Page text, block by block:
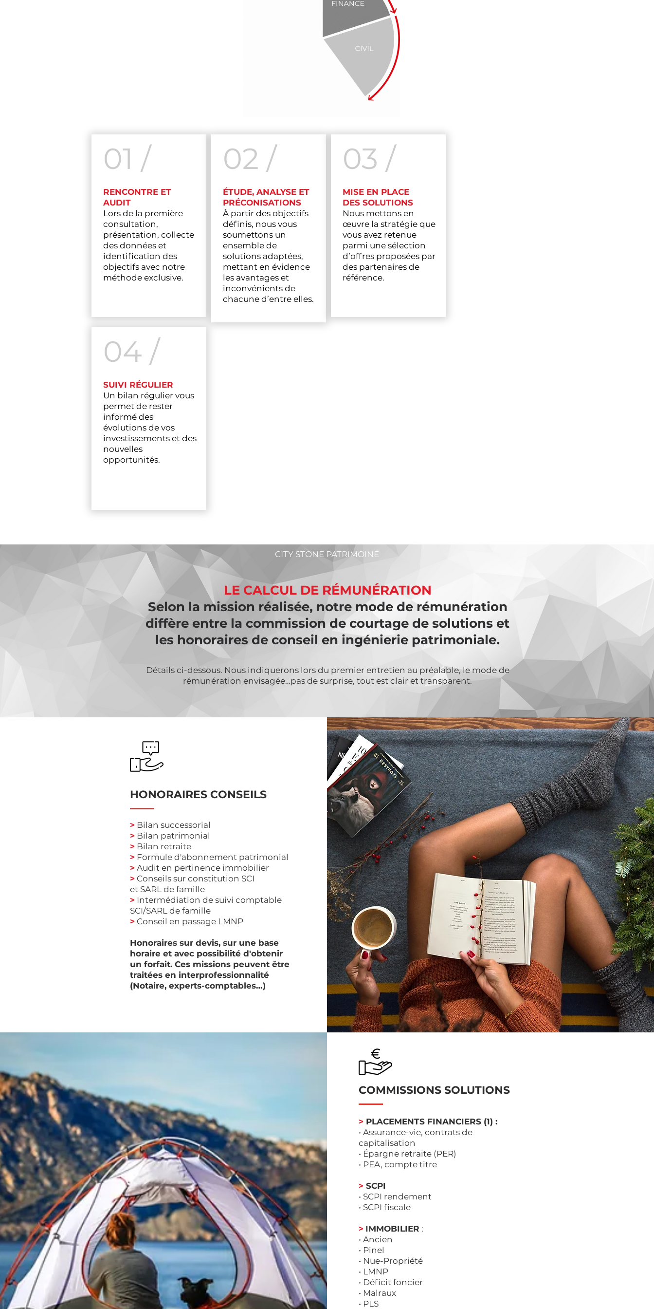
01 /
RENCONTRE ET
AUDIT
Lors de la première
consultation,
présentation, collecte
des données et
identification des
objectifs avec notre
méthode exclusive.
02 /
ÉTUDE, ANALYSE ET
PRÉCONISATIONS
À partir des objectifs
définis, nous vous
soumettons un
ensemble de
solutions adaptées,
mettant en évidence
les avantages et
inconvénients de
chacune d’entre elles.
03 /
MISE EN PLACE
DES SOLUTIONS
Nous mettons en
œuvre la stratégie que
vous avez retenue
parmi une sélection
d’offres proposées par
des partenaires de
référence.
04 /
SUIVI RÉGULIER
Un bilan régulier vous
permet de rester
informé des
évolutions de vos
investissements et des
nouvelles
opportunités.
LE CALCUL DE RÉMUNÉRATION
Selon la mission réalisée, notre mode de rémunération
diffère entre la commission de courtage de solutions et
les honoraires de conseil en ingénierie patrimoniale.
Détails ci-dessous. Nous indiquerons lors du premier entretien au préalable, le mode de
rémunération envisagée…pas de surprise, tout est clair et transparent.
CITY STONE PATRIMOINE
HONORAIRES CONSEILS
> Bilan successorial
> Bilan patrimonial
> Bilan retraite
> Formule d'abonnement patrimonial
> Audit en pertinence immobilier
> Conseils sur constitution SCI
et SARL de famille
> Intermédiation de suivi comptable
SCI/SARL de famille
> Conseil en passage LMNP
Honoraires sur devis, sur une base
horaire et avec possibilité d'obtenir
un forfait. Ces missions peuvent être
traitées en interprofessionnalité
(Notaire, experts-comptables…)
COMMISSIONS SOLUTIONS
> PLACEMENTS FINANCIERS (1) :
• Assurance-vie, contrats de
capitalisation
• Épargne retraite (PER)
• PEA, compte titre
> SCPI
• SCPI rendement
• SCPI fiscale
> IMMOBILIER :
• Ancien
• Pinel
• Nue-Propriété
• LMNP
• Déficit foncier
• Malraux
• PLS